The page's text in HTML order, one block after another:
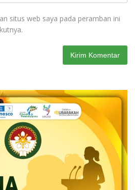
situs web saya pada peramban ini